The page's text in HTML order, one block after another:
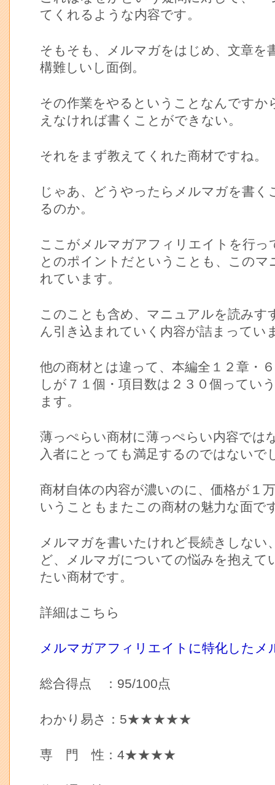
てくれるような内容です。
そもそも、メルマガをはじめ、文章を
構難しいし面倒。
その作業をやるということなんですか
えなければ書くことができない。
それをまず教えてくれた商材ですね。
じゃあ、どうやったらメルマガを書く
るのか。
ここがメルマガアフィリエイトを行っ
とのポイントだということも、このマ
れています。
このことも含め、マニュアルを読みす
ん引き込まれていく内容が詰まってい
他の商材とは違って、本編全１２章・
しが７１個・項目数は２３０個ってい
ます。
薄っぺらい商材に薄っぺらい内容では
入者にとっても満足するのではないで
商材自体の内容が濃いのに、価格が１
いうこともまたこの商材の魅力な面で
メルマガを書いたけれど長続きしない
ど、メルマガについての悩みを抱えて
たい商材です。
詳細はこちら
メルマガアフィリエイトに特化したメ
総合得点 ：95/100点
わかり易さ：5★★★★★
専 門 性：4★★★★